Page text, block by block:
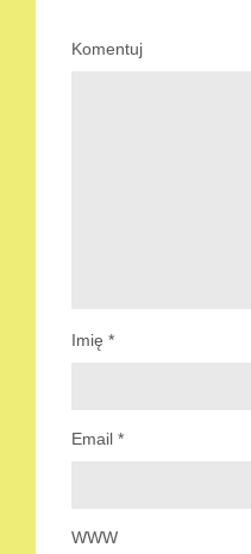
Komentuj
Imię *
Email *
WWW